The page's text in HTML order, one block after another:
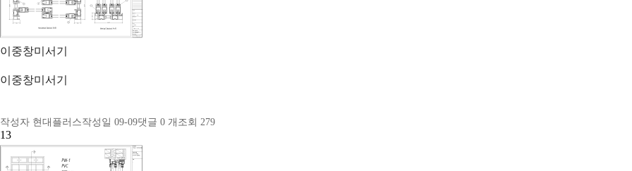
이중창미서기
이중창미서기
작성자 현대플러스작성일 09-09댓글 0 개 조회 279
13